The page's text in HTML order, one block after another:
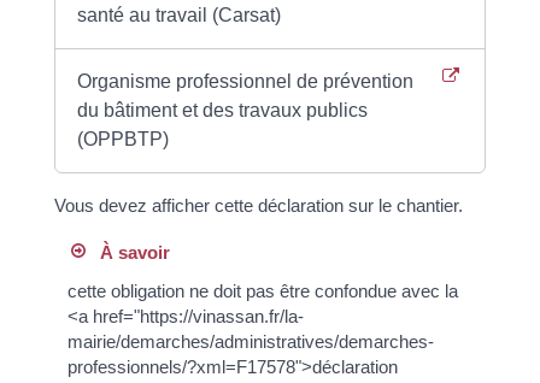
santé au travail (Carsat)
Organisme professionnel de prévention
du bâtiment et des travaux publics
(OPPBTP)
Vous devez afficher cette déclaration sur le chantier.
À savoir
cette obligation ne doit pas être confondue avec la
<a href="https://vinassan.fr/la-
mairie/demarches/administratives/demarches-
professionnels/?xml=F17578">déclaration